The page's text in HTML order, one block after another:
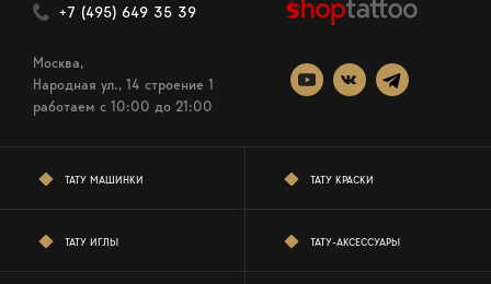
+7 (495) 649 35 39
Москва,
Народная ул., 14 строение 1
работаем c 10:00 до 21:00
ТАТУ МАШИНКИ ТАТУ КРАСКИ
ТАТУ ИГЛЫ ТАТУ-АКСЕССУАРЫ